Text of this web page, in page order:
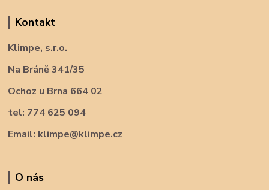
Kontakt
Klimpe, s.r.o.
Na Bráně 341/35
Ochoz u Brna 664 02
tel: 774 625 094
Email: klimpe@klimpe.cz
O nás